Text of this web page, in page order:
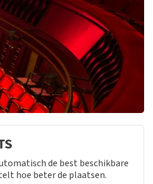
de best beschikbare
hoe beter de plaatsen.